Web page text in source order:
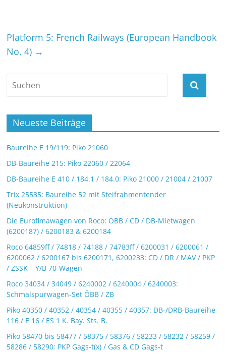
Platform 5: French Railways (European Handbook
No. 4) →
Neueste Beiträge
Baureihe E 19/119: Piko 21060
DB-Baureihe 215: Piko 22060 / 22064
DB-Baureihe E 410 / 184.1 / 184.0: Piko 21000 / 21004 / 21007
Trix 25535: Baureihe 52 mit Steifrahmentender
(Neukonstruktion)
Die Eurofimawagen von Roco: ÖBB / CD / DB-Mietwagen
(6200187) / 6200183 & 6200184
Roco 64859ff / 74818 / 74188 / 74783ff / 6200031 / 6200061 /
6200062 / 6200167 bis 6200171, 6200233: CD / DR / MAV / PKP
/ ZSSK – Y/B 70-Wagen
Roco 34034 / 34049 / 6240002 / 6240004 / 6240003:
Schmalspurwagen-Set ÖBB / ZB
Piko 40350 / 40352 / 40354 / 40355 / 40357: DB-/DRB-Baureihe
116 / E 16 / ES 1 K. Bay. Sts. B.
Piko 58470 bis 58477 / 58375 / 58376 / 58233 / 58232 / 58259 /
58286 / 58290: PKP Gags-t(x) / Gas & CD Gags-t